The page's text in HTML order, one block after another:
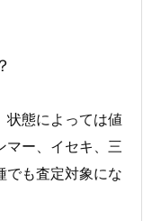
状態によっては値
マー、イセキ、三
でも査定対象にな